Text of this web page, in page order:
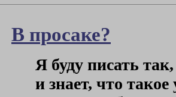
В просаке?
Я буду писать
и знает, что